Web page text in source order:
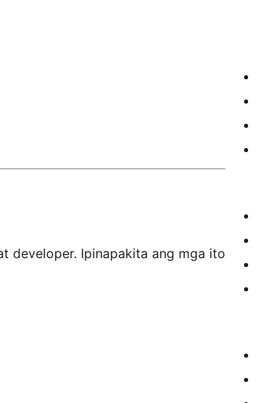
developer. Ipinapakita ang mga ito